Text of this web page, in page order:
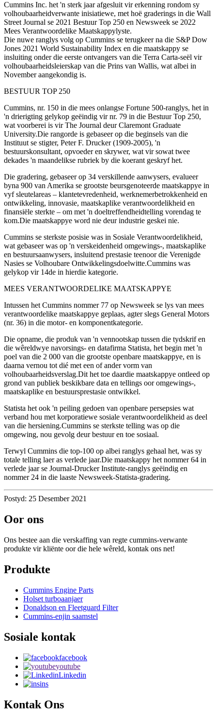
Cummins Inc. het 'n sterk jaar afgesluit vir erkenning rondom sy
volhoubaarheidverwante inisiatiewe, met hoë graderings in die Wall
Street Journal se 2021 Bestuur Top 250 en Newsweek se 2022
Mees Verantwoordelike Maatskappylyste.
Die nuwe ranglys volg op Cummins se terugkeer na die S&P Dow
Jones 2021 World Sustainability Index en die maatskappy se
insluiting onder die eerste ontvangers van die Terra Carta-seël vir
volhoubaarheidsleierskap van die Prins van Wallis, wat albei in
November aangekondig is.
BESTUUR TOP 250
Cummins, nr. 150 in die mees onlangse Fortune 500-ranglys, het in
'n drierigting gelykop geëindig vir nr. 79 in die Bestuur Top 250,
wat voorberei is vir The Journal deur Claremont Graduate
University.Die rangorde is gebaseer op die beginsels van die
Instituut se stigter, Peter F. Drucker (1909-2005), 'n
bestuurskonsultant, opvoeder en skrywer, wat vir sowat twee
dekades 'n maandelikse rubriek by die koerant geskryf het.
Die gradering, gebaseer op 34 verskillende aanwysers, evalueer
byna 900 van Amerika se grootste beursgenoteerde maatskappye in
vyf sleutelareas – klantetevredenheid, werknemerbetrokkenheid en
ontwikkeling, innovasie, maatskaplike verantwoordelikheid en
finansiële sterkte – om met 'n doeltreffendheidtelling vorendag te
kom.Die maatskappye word nie deur industrie geskei nie.
Cummins se sterkste posisie was in Sosiale Verantwoordelikheid,
wat gebaseer was op 'n verskeidenheid omgewings-, maatskaplike
en bestuursaanwysers, insluitend prestasie teenoor die Verenigde
Nasies se Volhoubare Ontwikkelingsdoelwitte.Cummins was
gelykop vir 14de in hierdie kategorie.
MEES VERANTWOORDELIKE MAATSKAPPYE
Intussen het Cummins nommer 77 op Newsweek se lys van mees
verantwoordelike maatskappye geplaas, agter slegs General Motors
(nr. 36) in die motor- en komponentkategorie.
Die opname, die produk van 'n vennootskap tussen die tydskrif en
die wêreldwye navorsings- en datafirma Statista, het begin met 'n
poel van die 2 000 van die grootste openbare maatskappye, en is
daarna vernou tot dié met een of ander vorm van
volhoubaarheidsverslag.Dit het toe daardie maatskappye ontleed op
grond van publiek beskikbare data en tellings oor omgewings-,
maatskaplike en bestuursprestasie ontwikkel.
Statista het ook 'n peiling gedoen van openbare persepsies wat
verband hou met korporatiewe sosiale verantwoordelikheid as deel
van die hersiening.Cummins se sterkste telling was op die
omgewing, nou gevolg deur bestuur en toe sosiaal.
Terwyl Cummins die top-100 op albei ranglys gehaal het, was sy
totale telling laer as verlede jaar.Die maatskappy het nommer 64 in
verlede jaar se Journal-Drucker Institute-ranglys geëindig en
nommer 24 in die laaste Newsweek-Statista-gradering.
Postyd: 25 Desember 2021
Oor ons
Ons bestee aan die verskaffing van regte cummins-verwante
produkte vir kliënte oor die hele wêreld, kontak ons ​​net!
Produkte
Cummins Engine Parts
Holset turboaanjaer
Donaldson en Fleetguard Filter
Cummins-enjin saamstel
Sosiale kontak
facebook
youtube
Linkedin
ins
Kontak Ons